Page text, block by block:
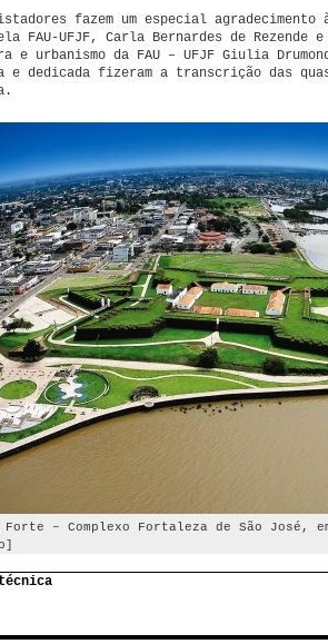
fazem um especial
FAU-UFJF, Carla Bernardes de Rezende
e urbanismo da FAU – UFJF Giulia
dedicada fizeram a transcrição das
Forte – Complexo Fortaleza de São José,